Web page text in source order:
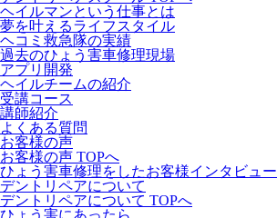
ヘイルマンという仕事とは
夢を叶えるライフスタイル
ヘコミ救急隊の実績
過去のひょう害車修理現場
アプリ開発
ヘイルチームの紹介
受講コース
講師紹介
よくある質問
お客様の声
お客様の声 TOPへ
ひょう害車修理をしたお客様インタビュー
デントリペアについて
デントリペアについて TOPへ